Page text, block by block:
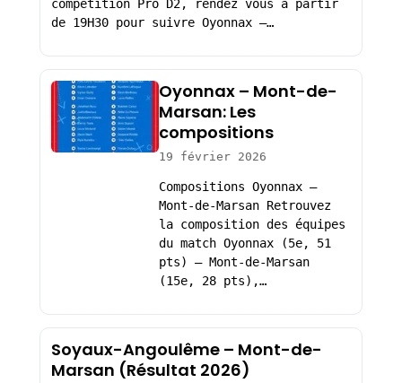
compétition Pro D2, rendez vous à partir
de 19H30 pour suivre Oyonnax –…
Oyonnax – Mont-de-
Marsan: Les
compositions
19 février 2026
Compositions Oyonnax –
Mont-de-Marsan Retrouvez
la composition des équipes
du match Oyonnax (5e, 51
pts) – Mont-de-Marsan
(15e, 28 pts),…
Soyaux-Angoulême – Mont-de-
Marsan (Résultat 2026)